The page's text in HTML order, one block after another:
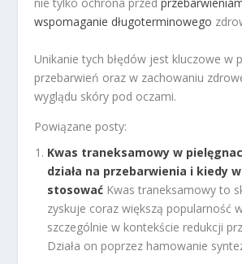
wspomaganie długoterminowego
Unikanie tych błędów jest kluczowe w
przebarwień oraz w zachowaniu
wyglądu skóry pod oczami.
Powiązane posty:
Kwas traneksamowy w
działa na przebarwienia i kiedy
stosować Kwas traneksamowy to
zyskuje coraz większą popularność
szczególnie w kontekście redukcji
Działa on poprzez hamowanie